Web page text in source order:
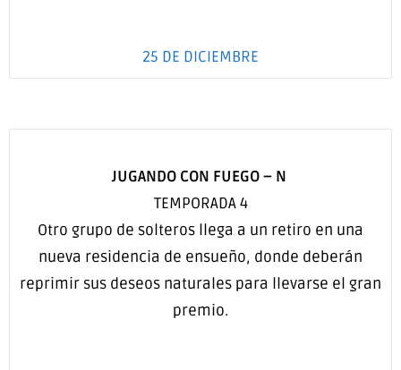
25 DE DICIEMBRE
JUGANDO CON FUEGO –N
TEMPORADA 4
Otro grupo de solteros llega a un retiro en una
nueva residencia de ensueño, donde deberán
reprimir sus deseos naturales para llevarse el gran
premio.